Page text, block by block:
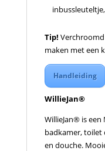
Tip!
maken met een
Handleiding
WillieJan®
WillieJan® is
badkamer, toilet
en douche.